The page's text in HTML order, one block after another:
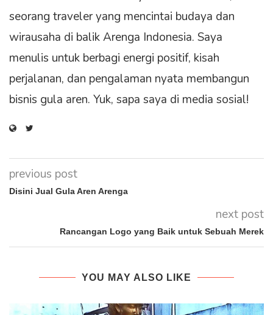
seorang traveler yang mencintai budaya dan
wirausaha di balik Arenga Indonesia. Saya
menulis untuk berbagi energi positif, kisah
perjalanan, dan pengalaman nyata membangun
bisnis gula aren. Yuk, sapa saya di media sosial!
previous post
Disini Jual Gula Aren Arenga
next post
Rancangan Logo yang Baik untuk Sebuah Merek
YOU MAY ALSO LIKE